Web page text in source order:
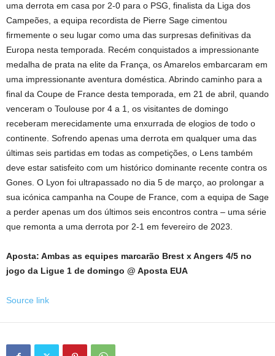
uma derrota em casa por 2-0 para o PSG, finalista da Liga dos
Campeões, a equipa recordista de Pierre Sage cimentou
firmemente o seu lugar como uma das surpresas definitivas da
Europa nesta temporada. Recém conquistados a impressionante
medalha de prata na elite da França, os Amarelos embarcaram em
uma impressionante aventura doméstica. Abrindo caminho para a
final da Coupe de France desta temporada, em 21 de abril, quando
venceram o Toulouse por 4 a 1, os visitantes de domingo
receberam merecidamente uma enxurrada de elogios de todo o
continente. Sofrendo apenas uma derrota em qualquer uma das
últimas seis partidas em todas as competições, o Lens também
deve estar satisfeito com um histórico dominante recente contra os
Gones. O Lyon foi ultrapassado no dia 5 de março, ao prolongar a
sua icónica campanha na Coupe de France, com a equipa de Sage
a perder apenas um dos últimos seis encontros contra – uma série
que remonta a uma derrota por 2-1 em fevereiro de 2023.
Aposta: Ambas as equipes marcarão Brest x Angers 4/5 no
jogo da Ligue 1 de domingo @ Aposta EUA
Source link